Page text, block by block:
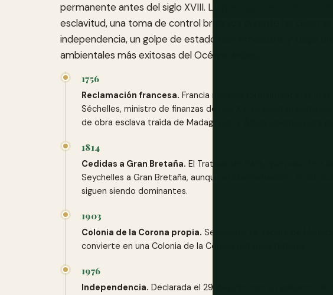
permanente antes del siglo XVIII. Lo que siguió es una
esclavitud, una toma de control británica durante las
independencia, un golpe de estado casi inmediato, y luego
ambientales más exitosas del Océano Índico.
1756
Reclamación francesa. Francia reclama formalmente las
Séchelles, ministro de finanzas de Luis XV; el asentamiento
de obra esclava traída de Madagascar y África Oriental para
1814
Cedidas a Gran Bretaña. El Tratado de París, que puso fin a
Seychelles a Gran Bretaña, aunque el idioma francés, el
siguen siendo dominantes.
1903
Colonia de la Corona propia. Seychelles se separa de
convierte en una Colonia de la Corona británica distinta.
1976
Independencia. Declarada el 29 de junio, con un gobierno